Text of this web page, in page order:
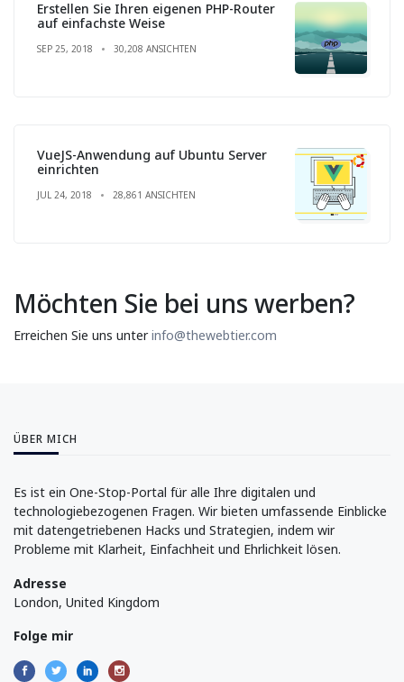
Erstellen Sie Ihren eigenen PHP-Router
auf einfachste Weise
SEP 25, 2018 30,208 ANSICHTEN
VueJS-Anwendung auf Ubuntu Server
einrichten
JUL 24, 2018 28,861 ANSICHTEN
Möchten Sie bei uns werben?
Erreichen Sie uns unterinfo@thewebtier.com
ÜBER MICH
Es ist ein One-Stop-Portal für alle Ihre digitalen und
technologiebezogenen Fragen. Wir bieten umfassende Einblicke
mit datengetriebenen Hacks und Strategien, indem wir
Probleme mit Klarheit, Einfachheit und Ehrlichkeit lösen.
Adresse
London, United Kingdom
Folge mir